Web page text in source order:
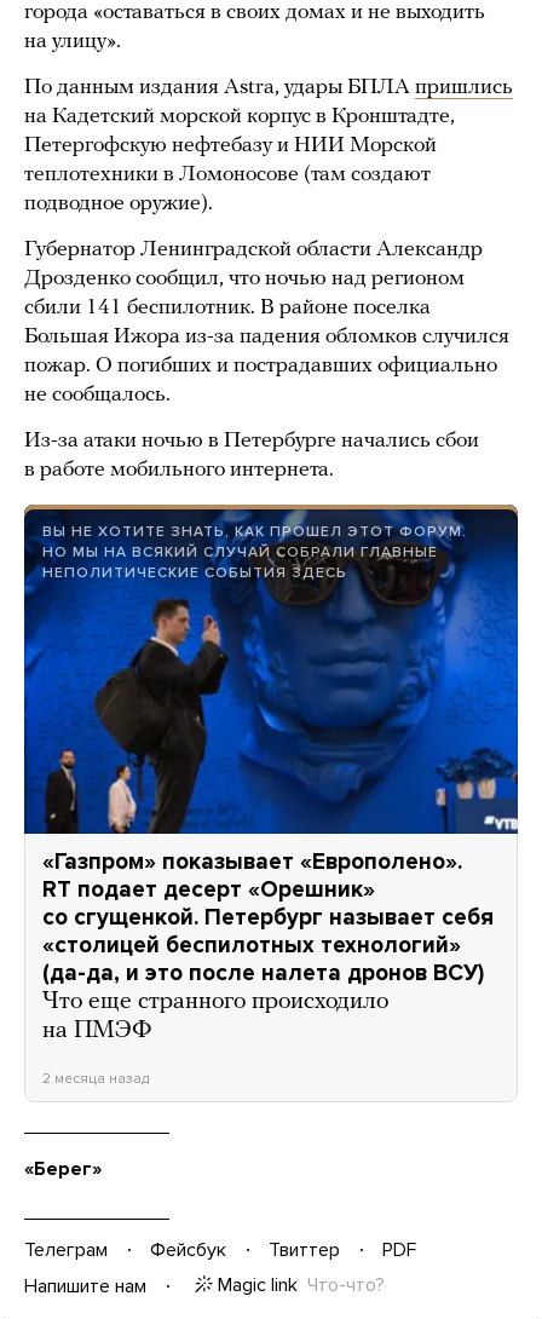
города «оставаться в своих домах и не выходить
на улицу».
По данным издания Astra, удары БПЛА пришлись
на Кадетский морской корпус в Кронштадте,
Петергофскую нефтебазу и НИИ Морской
теплотехники в Ломоносове (там создают
подводное оружие).
Губернатор Ленинградской области Александр
Дрозденко сообщил, что ночью над регионом
сбили 141 беспилотник. В районе поселка
Большая Ижора из-за падения обломков случился
пожар. О погибших и пострадавших официально
не сообщалось.
Из-за атаки ночью в Петербурге начались сбои
в работе мобильного интернета.
ВЫ НЕ ХОТИТЕ ЗНАТЬ, КАК ПРОШЕЛ ЭТОТ ФОРУМ.
НО МЫ НА ВСЯКИЙ СЛУЧАЙ СОБРАЛИ ГЛАВНЫЕ
НЕПОЛИТИЧЕСКИЕ СОБЫТИЯ ЗДЕСЬ
«Газпром» показывает «Европолено».
RT подает десерт «Орешник»
со сгущенкой. Петербург называет себя
«столицей беспилотных технологий»
(да-да, и это после налета дронов ВСУ)
Что еще странного происходило
на ПМЭФ
2 месяца назад
«Берег»
Телеграм Фейсбук Твиттер
PDF
Напишите нам
Magic link Что-что?